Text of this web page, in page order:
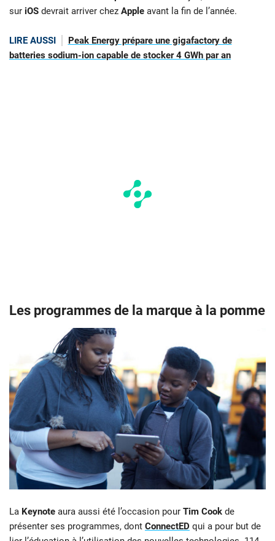
sur iOS devrait arriver chez Apple avant la fin de l’année.
LIRE AUSSI
Peak Energy prépare une gigafactory de
batteries sodium-ion capable de stocker 4 GWh par an
Les programmes de la marque à la pomme
La Keynote aura aussi été l’occasion pour Tim Cook de
présenter ses programmes, dont ConnectED qui a pour but de